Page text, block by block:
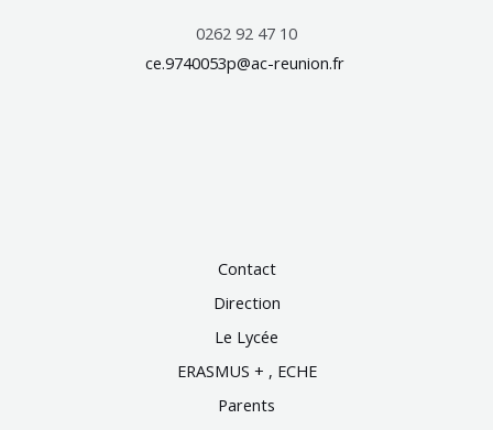
0262 92 47 10
ce.9740053p@ac-reunion.fr
Contact
Direction
Le Lycée
ERASMUS + , ECHE
Parents